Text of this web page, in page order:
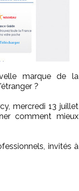
marque de la
?
mercredi 13 juillet
comment mieux
invités à